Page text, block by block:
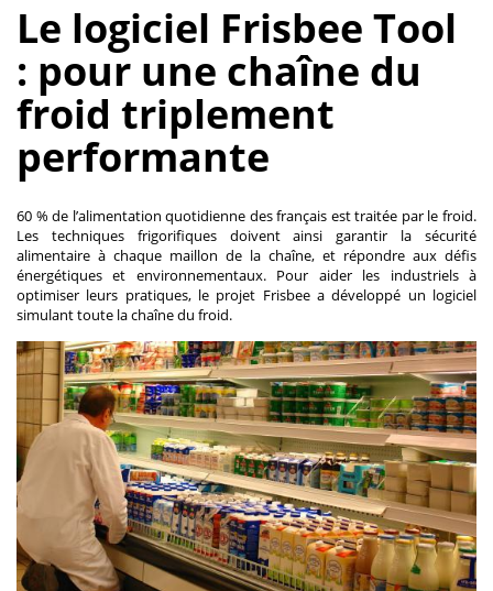
Le logiciel Frisbee Tool
: pour une chaîne du
froid triplement
performante
60 % de l’alimentation quotidienne des français est traitée par le froid.
Les techniques frigorifiques doivent ainsi garantir la sécurité
alimentaire à chaque maillon de la chaîne, et répondre aux défis
énergétiques et environnementaux. Pour aider les industriels à
optimiser leurs pratiques, le projet Frisbee a développé un logiciel
simulant toute la chaîne du froid.